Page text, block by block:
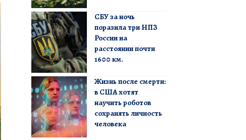
СБУ за ночь
поразила три НПЗ
России на
расстоянии почти
1600 км.
Жизнь после смерти:
в США хотят
научить роботов
сохранять личность
человека